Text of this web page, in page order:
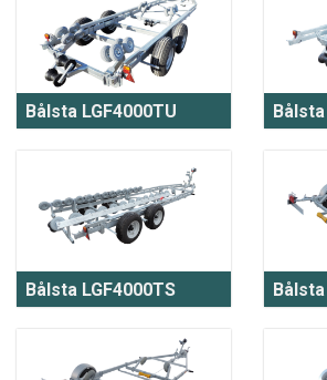
Bålsta LGF4000TU Bålsta
Bålsta LGF4000TS Bålsta